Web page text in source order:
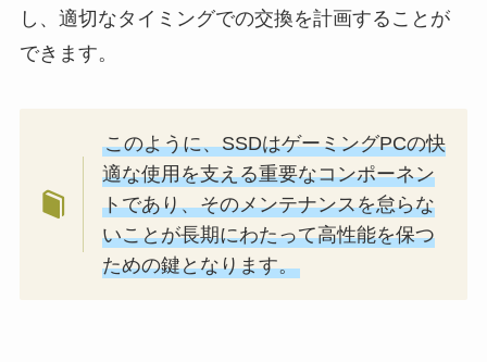
し、適切なタイミングでの交換を計画することが
できます。
このように、SSDはゲーミングPCの快
適な使用を支える重要なコンポーネン
トであり、そのメンテナンスを怠らな
いことが長期にわたって高性能を保つ
ための鍵となります。